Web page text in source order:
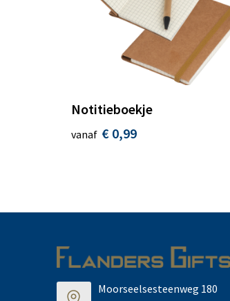
Notitieboekje
vanaf € 0,99
Moorseelsesteenweg 180